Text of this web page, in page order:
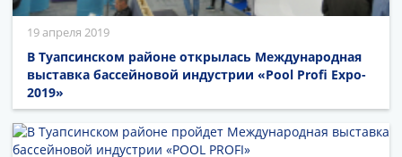
19 апреля 2019
В Туапсинском районе открылась Международная
выставка бассейновой индустрии «Pool Profi Expo-
2019»